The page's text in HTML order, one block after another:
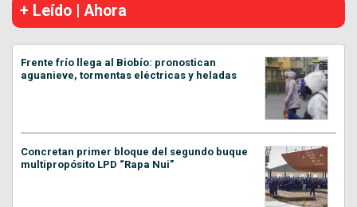
+ Leído | Ahora
Frente frío llega al Biobío: pronostican
aguanieve, tormentas eléctricas y heladas
Concretan primer bloque del segundo buque
multipropósito LPD “Rapa Nui”